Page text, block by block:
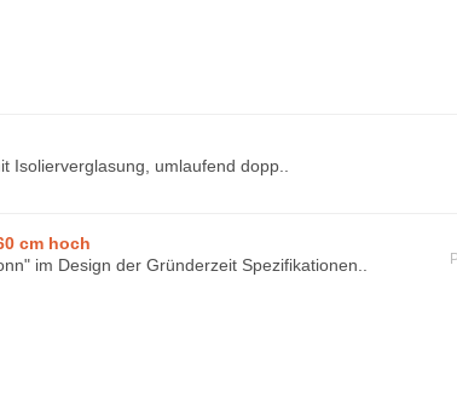
umlaufend dopp..
cm hoch
im Design der Gründerzeit Spezifikationen..